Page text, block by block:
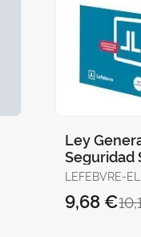
Ley
Seguridad
14ª Edc.
LEFEBVRE-EL
9,68 €